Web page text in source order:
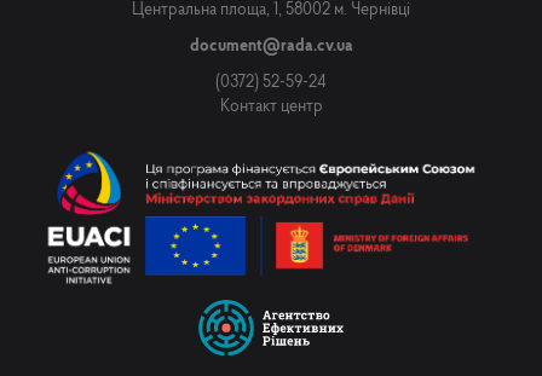
Центральна площа, 1, 58002 м. Чернівці
document@rada.cv.ua
(0372) 52-59-24
Контакт центр